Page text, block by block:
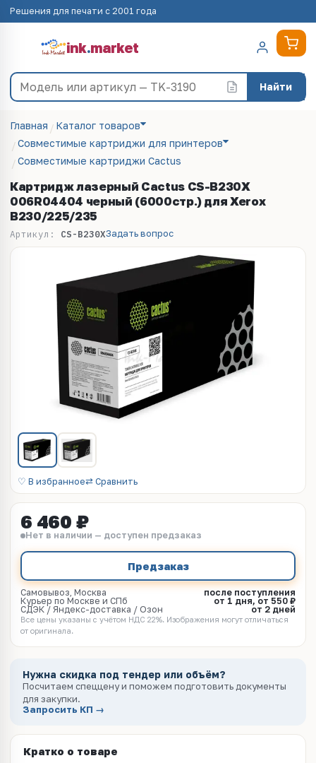
Решения для печати с 2001 года
ink.market
Найти
Главная
Каталог товаров
Совместимые картриджи для принтеров
Совместимые картриджи Cactus
Картридж лазерный Cactus CS-B230X
006R04404 черный (6000стр.) для Xerox
B230/225/235
Артикул: CS-B230XЗадать вопрос
♡ В избранное⇄ Сравнить
6 460 ₽
Нет в наличии — доступен предзаказ
Предзаказ
Самовывоз, Москва
после поступления
Курьер по Москве и СПб
от 1 дня, от 550 ₽
СДЭК / Яндекс-доставка / Озон
от 2 дней
Все цены указаны с учётом НДС 22%. Изображения могут отличаться
от оригинала.
Нужна скидка под тендер или объём?
Посчитаем спеццену и поможем подготовить документы
для закупки.
Запросить КП →
Кратко о товаре